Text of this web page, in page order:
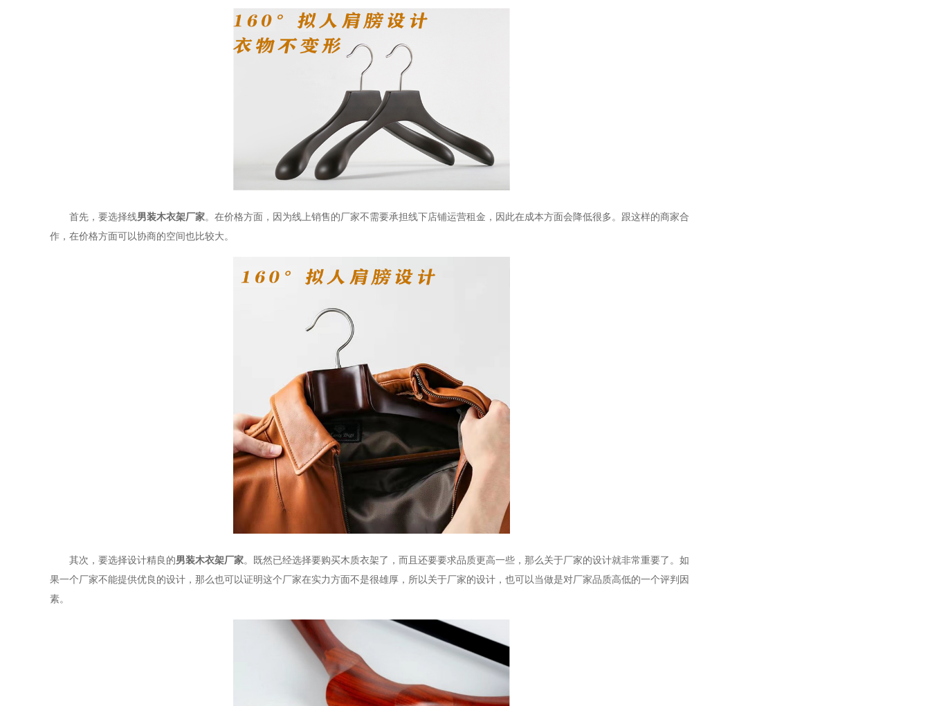
首先，要选择线男装木衣架厂家。在价格方面，因为线上销售的厂家不需要承担线下店铺运营租金，因此在成本方面会降低很多。跟这样的商家合
作，在价格方面可以协商的空间也比较大。
其次，要选择设计精良的男装木衣架厂家。既然已经选择要购买木质衣架了，而且还要要求品质更高一些，那么关于厂家的设计就非常重要了。如
果一个厂家不能提供优良的设计，那么也可以证明这个厂家在实力方面不是很雄厚，所以关于厂家的设计，也可以当做是对厂家品质高低的一个评判因
素。